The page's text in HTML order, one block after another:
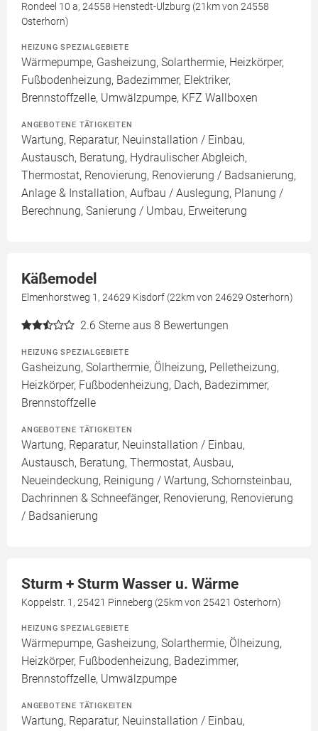
Rondeel 10 a, 24558 Henstedt-Ulzburg (21km von 24558
Osterhorn)
HEIZUNG SPEZIALGEBIETE
Wärmepumpe, Gasheizung, Solarthermie, Heizkörper,
Fußbodenheizung, Badezimmer, Elektriker,
Brennstoffzelle, Umwälzpumpe, KFZ Wallboxen
ANGEBOTENE TÄTIGKEITEN
Wartung, Reparatur, Neuinstallation / Einbau,
Austausch, Beratung, Hydraulischer Abgleich,
Thermostat, Renovierung, Renovierung / Badsanierung,
Anlage & Installation, Aufbau / Auslegung, Planung /
Berechnung, Sanierung / Umbau, Erweiterung
Käßemodel
Elmenhorstweg 1, 24629 Kisdorf (22km von 24629 Osterhorn)
2.6 Sterne aus 8 Bewertungen
HEIZUNG SPEZIALGEBIETE
Gasheizung, Solarthermie, Ölheizung, Pelletheizung,
Heizkörper, Fußbodenheizung, Dach, Badezimmer,
Brennstoffzelle
ANGEBOTENE TÄTIGKEITEN
Wartung, Reparatur, Neuinstallation / Einbau,
Austausch, Beratung, Thermostat, Ausbau,
Neueindeckung, Reinigung / Wartung, Schornsteinbau,
Dachrinnen & Schneefänger, Renovierung, Renovierung
/ Badsanierung
Sturm + Sturm Wasser u. Wärme
Koppelstr. 1, 25421 Pinneberg (25km von 25421 Osterhorn)
HEIZUNG SPEZIALGEBIETE
Wärmepumpe, Gasheizung, Solarthermie, Ölheizung,
Heizkörper, Fußbodenheizung, Badezimmer,
Brennstoffzelle, Umwälzpumpe
ANGEBOTENE TÄTIGKEITEN
Wartung, Reparatur, Neuinstallation / Einbau,